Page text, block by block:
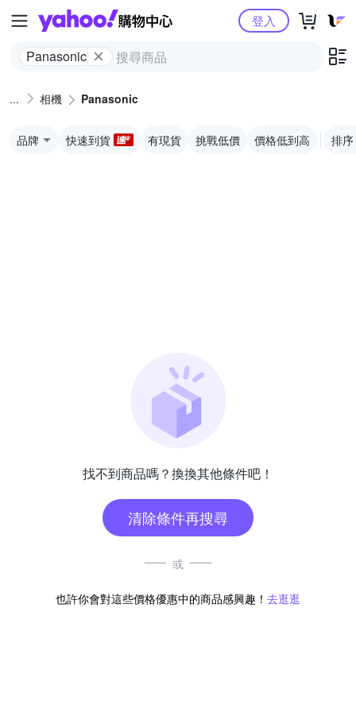
Yahoo購物中心
Panasonic
登入
相機 Panasonic
品牌 快速到貨 有現貨 挑戰低價 價格低到高 排序
找不到商品嗎？換換其他條件吧！
清除條件再搜尋
或
也許你會對這些價格優惠中的商品感興趣！ 去逛逛